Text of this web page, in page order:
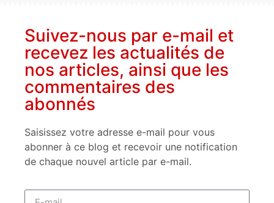
Suivez-nous par e-mail et
recevez les actualités de
nos articles, ainsi que les
commentaires des
abonnés
Saisissez votre adresse e-mail pour vous
abonner à ce blog et recevoir une notification
de chaque nouvel article par e-mail.